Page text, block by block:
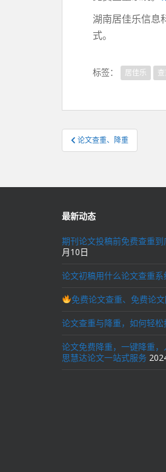
湖南居佳乐信息
式。
标签： 居佳乐
文
章
航
论文查重、降重
最新动态
期刊论文投稿前免费查重到
月10日
论文初稿用什么论文查重系
免费论文查重、免费论文
论文查重与降重，如何轻松
论文免费降重，一键降重
思慧达论文一站式服务